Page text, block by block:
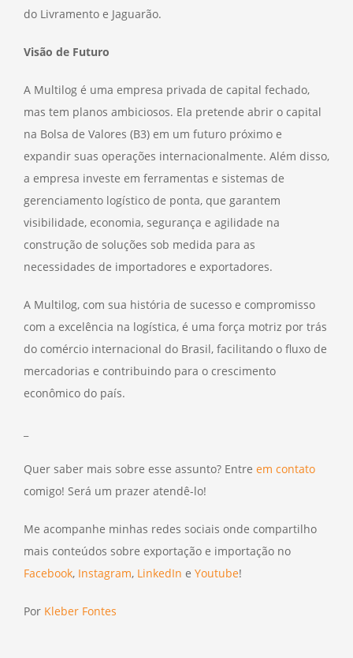
do Livramento e Jaguarão.
Visão de Futuro
A Multilog é uma empresa privada de capital fechado,
mas tem planos ambiciosos. Ela pretende abrir o capital
na Bolsa de Valores (B3) em um futuro próximo e
expandir suas operações internacionalmente. Além disso,
a empresa investe em ferramentas e sistemas de
gerenciamento logístico de ponta, que garantem
visibilidade, economia, segurança e agilidade na
construção de soluções sob medida para as
necessidades de importadores e exportadores.
A Multilog, com sua história de sucesso e compromisso
com a excelência na logística, é uma força motriz por trás
do comércio internacional do Brasil, facilitando o fluxo de
mercadorias e contribuindo para o crescimento
econômico do país.
Quer saber mais sobre esse assunto? Entre em contato
comigo! Será um prazer atendê-lo!
Me acompanhe minhas redes sociais onde compartilho
mais conteúdos sobre exportação e importação no
Facebook, Instagram, LinkedIn e Youtube!
Por Kleber Fontes